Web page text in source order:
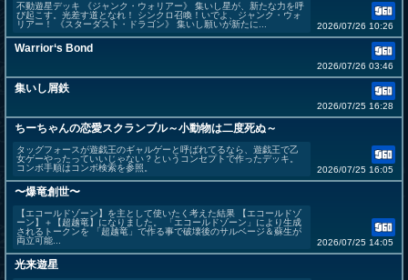
不動遊星デッキ 《ジャンク・ウォリアー》 集いし星が、新たな力を呼
び起こす。光差す道となれ！ シンクロ召喚！いでよ、ジャンク・ウォ
リアー！ 《スターダスト・ドラゴン》 集いし願いが新たに...
2026/07/26 10:26
Warrior‘s Bond
2026/07/26 03:46
集いし屑鉄
2026/07/25 16:28
ちーちゃんの恋愛スクランブル～小動物は二度死ぬ～
タッグフォースが遊戯王のギャルゲーと呼ばれてるなら、遊戯王で乙
女ゲーやったっていいじゃない？というコンセプトで作ったデッキ。
コンボ手順はコンボ検索を参照。
2026/07/25 16:05
〜爆竜創世〜
【エコールドゾーン】を主として使いたく考えた結果 【エコールドゾ
ーン】＋【超越竜】になりました。 「エコールドゾーン」により生成
されるトークンを 「超越竜」で作る事で破壊後のサルベージ＆蘇生が
両立可能...
2026/07/25 14:05
光来遊星